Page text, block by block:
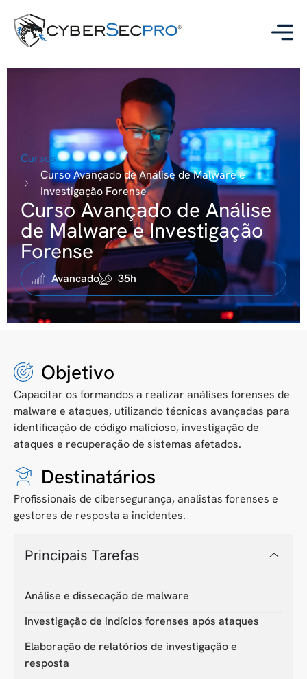
Cursos
Curso Avançado de Análise de Malware e
Investigação Forense
Curso Avançado de Análise
de Malware e Investigação
Forense
Avancado 35h
Objetivo
Capacitar os formandos a realizar análises forenses de
malware e ataques, utilizando técnicas avançadas para
identificação de código malicioso, investigação de
ataques e recuperação de sistemas afetados.
Destinatários
Profissionais de cibersegurança, analistas forenses e
gestores de resposta a incidentes.
Principais Tarefas
Análise e dissecação de malware
Investigação de indícios forenses após ataques
Elaboração de relatórios de investigação e
resposta